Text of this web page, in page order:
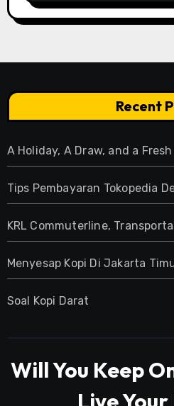
Recent
A Holiday, A Draw, and a
Tips Pembayaran Tokopedia
KRL Commuterline,
Menyesap Kopi Di Jakarta
Soal Kopi Darat
Will You Keep